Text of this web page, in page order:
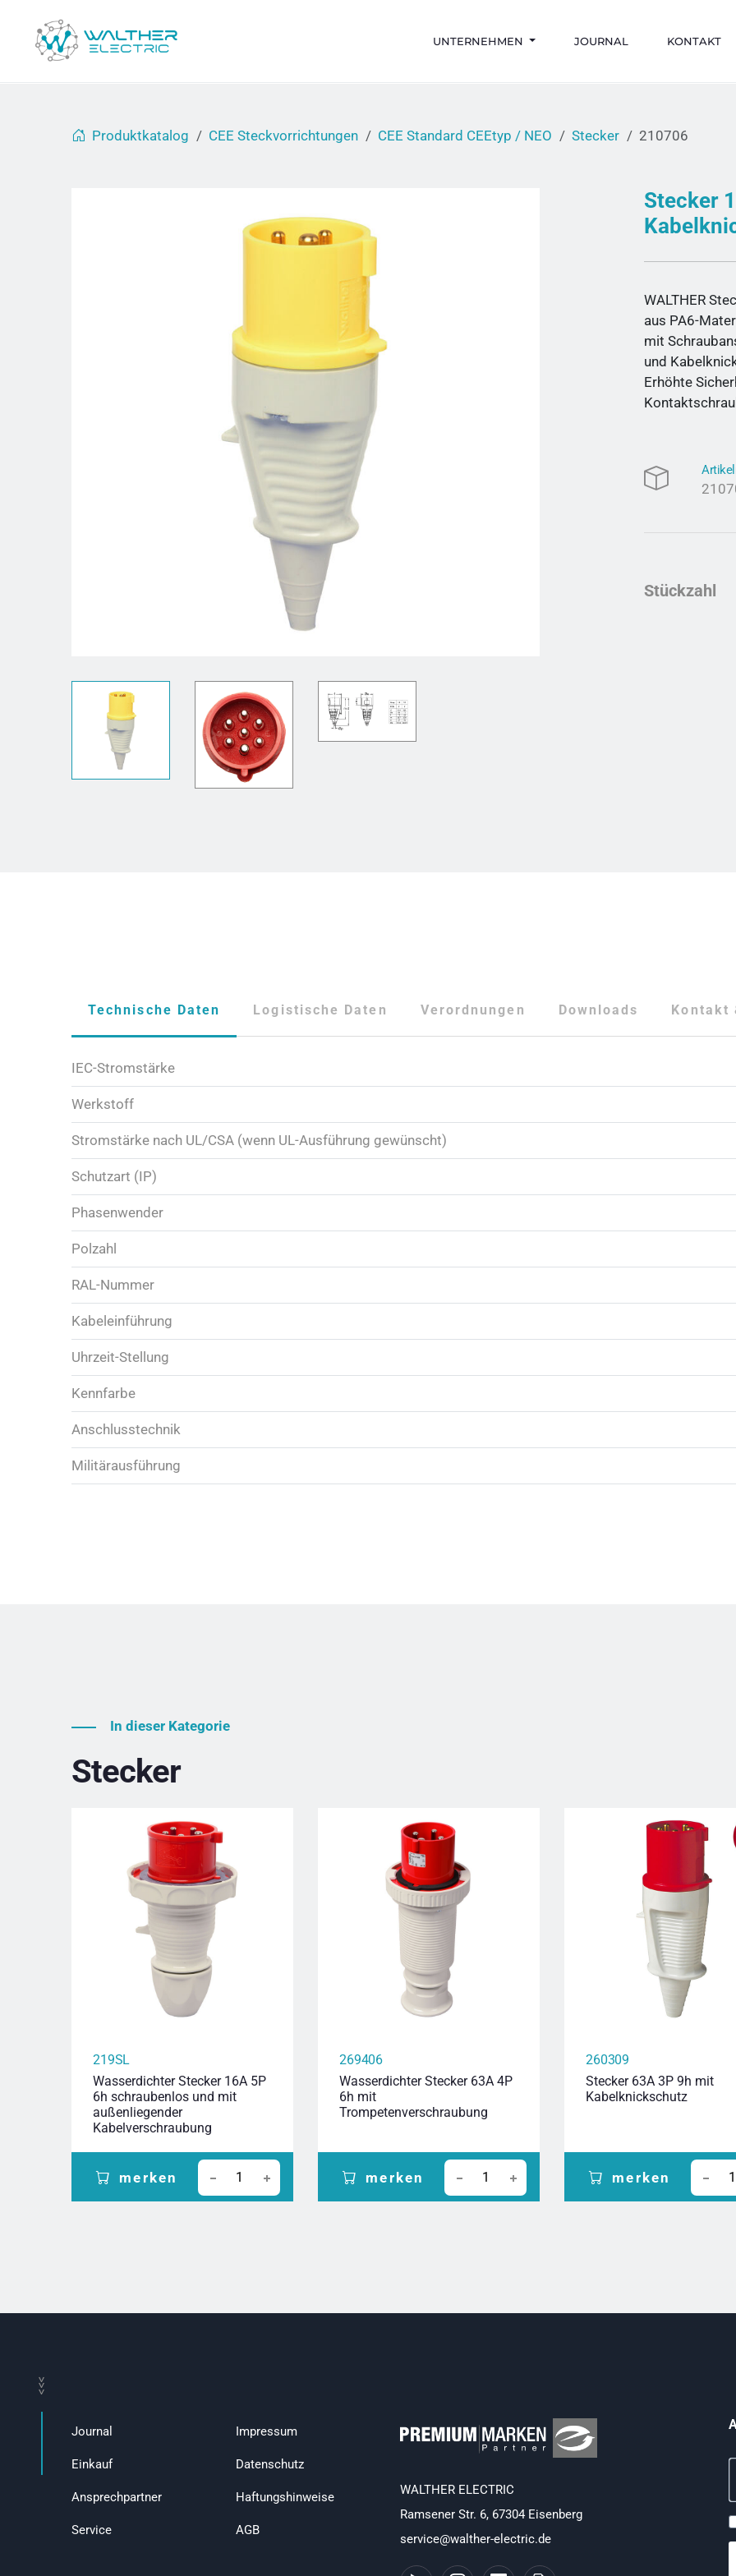
UNTERNEHMEN JOURNAL KONTAKT
Produktkatalog CEE Steckvorrichtungen CEE Standard CEEtyp / NEO Stecker 210706
Stecker
WALTHER
aus PA6-
mit
und
Erhöhte
Stückzahl
Technische Daten Logistische Daten Verordnungen Downloads Kontakt
IEC-Stromstärke
Werkstoff
Stromstärke nach UL/CSA (wenn UL-Ausführung gewünscht)
Schutzart (IP)
Phasenwender
Polzahl
RAL-Nummer
Kabeleinführung
Uhrzeit-Stellung
Kennfarbe
Anschlusstechnik
Militärausführung
In dieser Kategorie
Stecker
219SL
Wasserdichter Stecker 16A 5P
6h schraubenlos und mit
außenliegender
Kabelverschraubung
merken
269406
Wasserdichter Stecker 63A 4P
6h mit
Trompetenverschraubung
merken
260309
Stecker 63A 3P 9h mit
Kabelknickschutz
merken
Journal
Einkauf
Ansprechpartner
Service
Impressum
Datenschutz
Haftungshinweise
AGB
WALTHER ELECTRIC
Ramsener Str. 6, 67304 Eisenberg
service@walther-electric.de
>>>